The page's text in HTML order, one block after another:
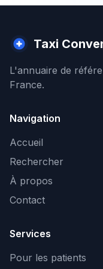
Taxi
L'annuaire de
France.
Navigation
Accueil
Rechercher
À propos
Contact
Services
Pour les patients